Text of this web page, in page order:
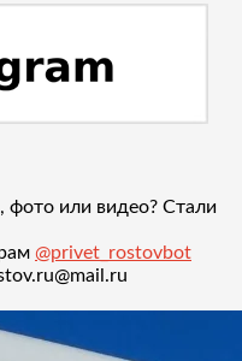
фото или видео? Стали
@privet_rostovbot